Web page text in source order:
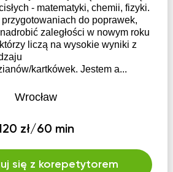
- matematyki, chemii, fizyki.
do poprawek,
zaległości w nowym roku
liczą na wysokie wyniki z
kartkówek. Jestem a...
Wrocław
zł/60 min
się z korepetytorem